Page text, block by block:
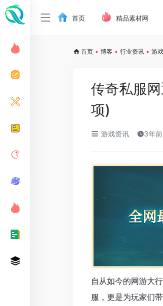
首页 精品素材网
首页 • 博客 • 行业资讯 • 游
传奇私服
项)
游戏资讯 3年
自从如今的网游大
服，更是为玩家们